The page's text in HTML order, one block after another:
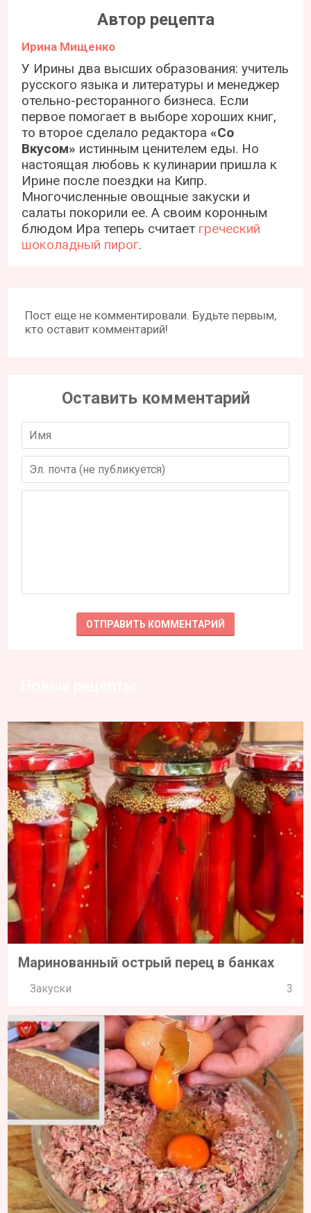
Автор рецепта
Ирина Мищенко
У Ирины два высших образования: учитель
русского языка и литературы и менеджер
отельно-ресторанного бизнеса. Если
первое помогает в выборе хороших книг,
то второе сделало редактора«Со
Вкусом» истинным ценителем еды. Но
настоящая любовь к кулинарии пришла к
Ирине после поездки на Кипр.
Многочисленные овощные закуски и
салаты покорили ее. А своим коронным
блюдом Ира теперь считает греческий
шоколадный пирог.
Пост еще не комментировали. Будьте первым,
кто оставит комментарий!
Оставить комментарий
Маринованный острый перец в банках
Закуски 3